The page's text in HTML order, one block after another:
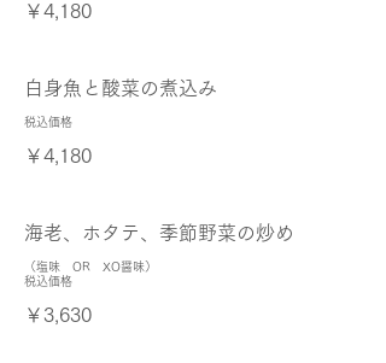
￥4,180
白身魚と酸菜の煮込み
税込価格
￥4,180
海老、ホタテ、季節野菜の炒め
（塩味 OR XO醤味）
税込価格
￥3,630